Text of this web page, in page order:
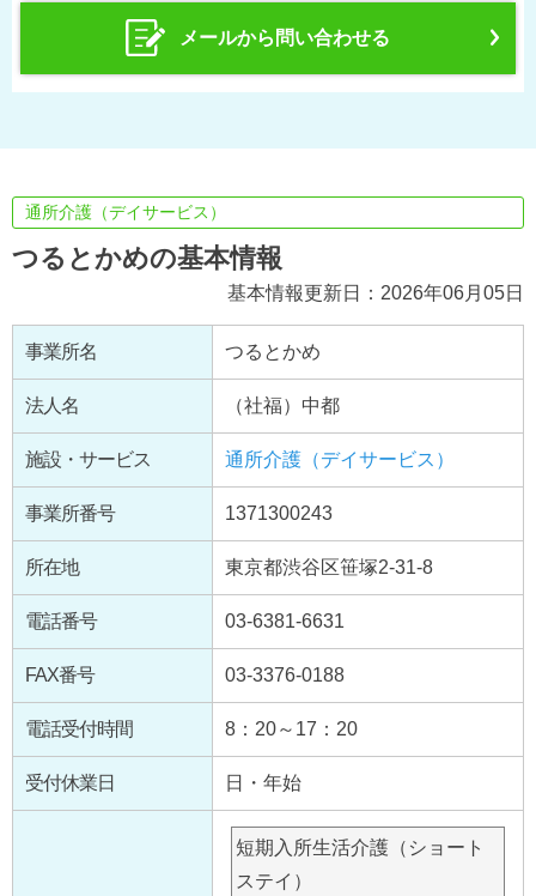
メールから問い合わせる
通所介護（デイサービス）
つるとかめの基本情報
基本情報更新日：2026年06月05日
事業所名 つるとかめ
法人名 （社福）中都
施設・サービス 通所介護（デイサービス）
事業所番号 1371300243
所在地 東京都渋谷区笹塚2-31-8
電話番号 03-6381-6631
FAX番号 03-3376-0188
電話受付時間 8：20～17：20
受付休業日 日・年始
短期入所生活介護（ショート
ステイ）